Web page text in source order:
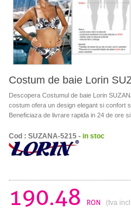
Costum de baie Lorin
Descopera Costumul de baie Lorin
costum ofera un design elegant si confort
Beneficiaza de livrare rapida in 24 de ore
Cod : SUZANA-5215 - in stoc
190.48 RON (tva